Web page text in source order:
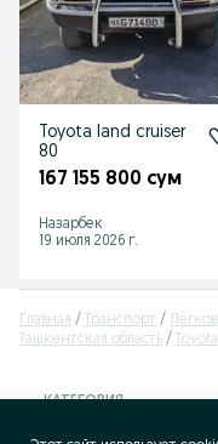
Toyota land cruiser
80
167 155 800 сум
Назарбек
19 июля 2026 г.
Главная Транспорт
Ташкентская область
КАТЕГОРИЯ